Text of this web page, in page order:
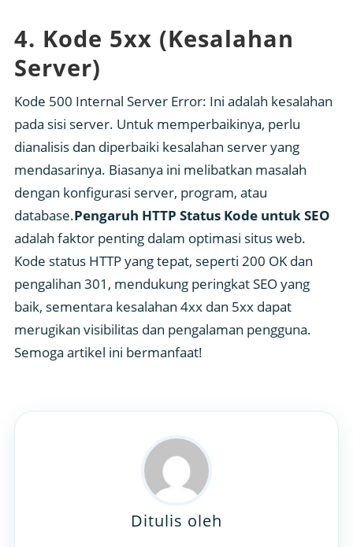
4. Kode 5xx (Kesalahan
Server)
Kode 500 Internal Server Error: Ini adalah kesalahan
pada sisi server. Untuk memperbaikinya, perlu
dianalisis dan diperbaiki kesalahan server yang
mendasarinya. Biasanya ini melibatkan masalah
dengan konfigurasi server, program, atau
database.Pengaruh HTTP Status Kode untuk SEO
adalah faktor penting dalam optimasi situs web.
Kode status HTTP yang tepat, seperti 200 OK dan
pengalihan 301, mendukung peringkat SEO yang
baik, sementara kesalahan 4xx dan 5xx dapat
merugikan visibilitas dan pengalaman pengguna.
Semoga artikel ini bermanfaat!
Ditulis oleh